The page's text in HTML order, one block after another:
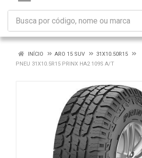
INÍCIO ARO 15 SUV
31X10.50R15
PNEU 31X10.5R15 PRINX HA2 109S A/T